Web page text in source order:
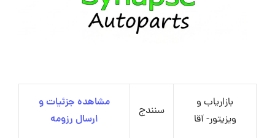
بازاریاب و
ویزیتور- آقا
سنندج
مشاهده جزئیات و
ارسال رزومه